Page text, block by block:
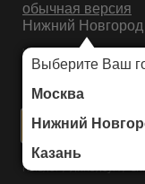
обычная версия
Нижний Новгород
Выберите Ваш
Москва
Нижний
Казань
ИНТЕРНЕТ-МАГАЗИН
Каталог/Линолеум/